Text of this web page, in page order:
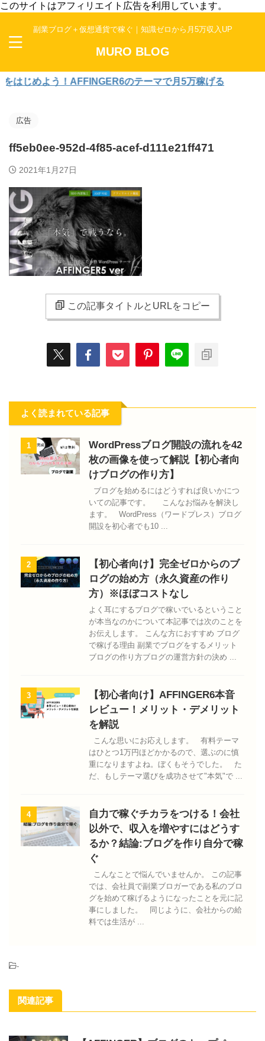
このサイトはアフィリエイト広告を利用しています。
副業ブログ＋仮想通貨で稼ぐ｜知識ゼロから月5万収入UP
MURO BLOG
めよう！AFFINGER6のテーマで月5万稼げる
広告
ff5eb0ee-952d-4f85-acef-d111e21ff471
2021年1月27日
この記事タイトルとURLをコピー
よく読まれている記事
1
WordPressブログ開設の流れを42
枚の画像を使って解説【初心者向
けブログの作り方】
ブログを始めるにはどうすれば良いかにつ
いての記事です。 こんなお悩みを解決し
ます。 WordPress（ワードプレス）ブログ
開設を初心者でも10 ...
2
【初心者向け】完全ゼロからのブ
ログの始め方（永久資産の作り
方）※ほぼコストなし
よく耳にするブログで稼いでいるということ
が本当なのかについて本記事では次のことを
お伝えします。 こんな方におすすめ ブログ
で稼げる理由 副業でブログをするメリット
ブログの作り方ブログの運営方針の決め ...
3
【初心者向け】AFFINGER6本音
レビュー！メリット・デメリット
を解説
こんな思いにお応えします。 有料テーマ
はひとつ1万円ほどかかるので、選ぶのに慎
重になりますよね。ぼくもそうでした。 た
だ、もしテーマ選びを成功させて"本気"で ...
4
自力で稼ぐチカラをつける！会社
以外で、収入を増やすにはどうす
るか？結論:ブログを作り自分で稼
ぐ
こんなことで悩んでいませんか。 この記事
では、会社員で副業ブロガーである私のブロ
グを始めて稼げるようになったことを元に記
事にしました。 同じように、会社からの給
料では生活が ...
-
関連記事